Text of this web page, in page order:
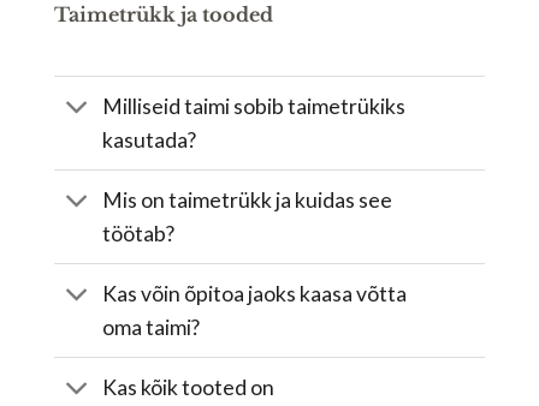
Taimetrükk ja tooded
Milliseid taimi sobib taimetrükiks
kasutada?
Mis on taimetrükk ja kuidas see
töötab?
Kas võin õpitoa jaoks kaasa võtta
oma taimi?
Kas kõik tooted on